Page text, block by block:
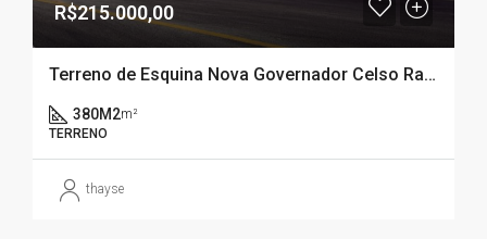
R$215.000,00
Terreno de Esquina Nova Governador Celso Ramos – Santa Catarina- SC
380M2m²
TERRENO
thayse